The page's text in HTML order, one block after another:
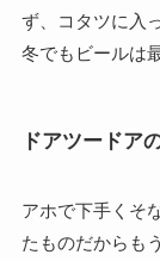
ず、コタツに入
冬でもビールは
ドアツードア
アホで下手くそ
たものだからも